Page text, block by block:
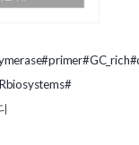
#primer#GC_rich
#